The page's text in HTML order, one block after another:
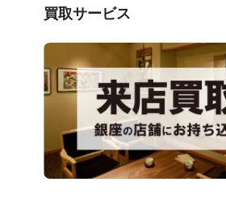
買取サービス